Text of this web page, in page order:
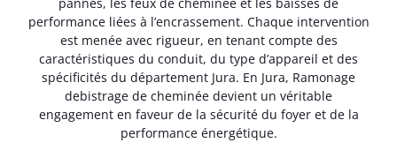
pannes, les feux de cheminée et les baisses de
performance liées à l’encrassement. Chaque intervention
est menée avec rigueur, en tenant compte des
caractéristiques du conduit, du type d’appareil et des
spécificités du département Jura. En Jura, Ramonage
debistrage de cheminée devient un véritable
engagement en faveur de la sécurité du foyer et de la
performance énergétique.